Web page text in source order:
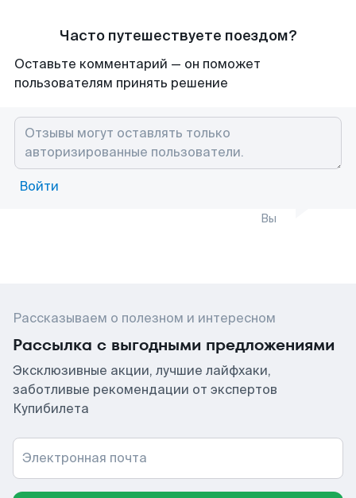
Часто путешествуете поездом?
Оставьте комментарий — он поможет
пользователям принять решение
Войти
Вы
Рассказываем о полезном и интересном
Рассылка с выгодными предложениями
Эксклюзивные акции, лучшие лайфхаки,
заботливые рекомендации от экспертов
Купибилета
Электронная почта